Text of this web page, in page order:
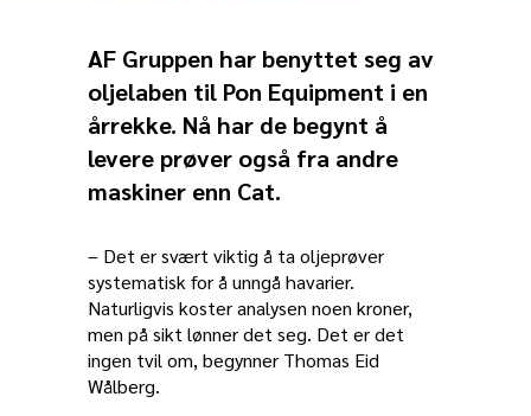
– Det er svært viktig å ta oljeprøver
systematisk for å unngå havarier.
Naturligvis koster analysen noen kroner,
men på sikt lønner det seg. Det er det
ingen tvil om, begynner Thomas Eid
Wålberg.
AF Gruppen har benyttet seg av
oljelaben til Pon Equipment i en
årrekke. Nå har de begynt å
levere prøver også fra andre
maskiner enn Cat.